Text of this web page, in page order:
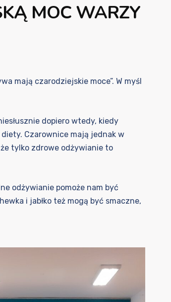
MOC WARZY
mają czarodziejskie moce”. W myśl
dopiero wtedy, kiedy
Czarownice mają jednak w
że tylko zdrowe odżywianie to
odżywianie pomoże nam być
i jabłko też mogą być smaczne,